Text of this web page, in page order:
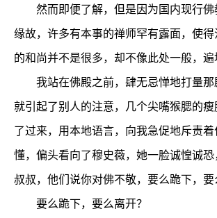
然而即便了解，但是因为国内现行佛
缘故，许多有本事的禅师罕有露面，使
的和尚并不是很多，却不像此处一般，遍
我站在佛殿之前，肆无忌惮地打量那
就引起了别人的注意，几个尖嘴猴腮的
了过来，用本地语言，向我急促地斥责
懂，偏头看向了穆史薇，她一脸诚惶诚恐
叔叔，他们说你对佛不敬，要么跪下，要
要么跪下，要么离开？